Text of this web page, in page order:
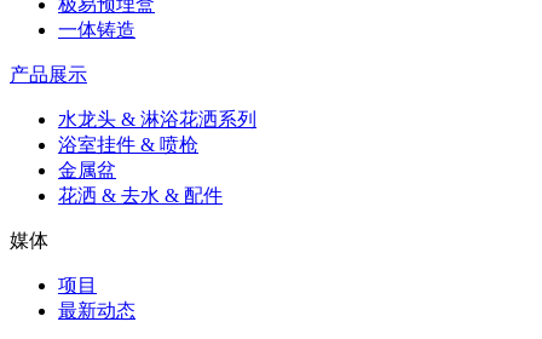
极易预埋盒
一体铸造
产品展示
水龙头 & 淋浴花洒系列
浴室挂件 & 喷枪
金属盆
花洒 & 去水 & 配件
媒体
项目
最新动态